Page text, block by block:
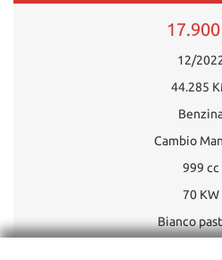
12/
44.285
Cambio
999 cc
70 KW
Bianco